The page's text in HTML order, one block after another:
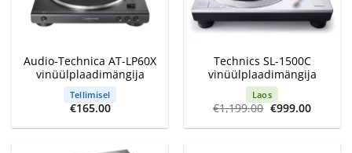
Audio-Technica AT-LP60X
vinüülplaadimängija
Tellimisel
€165.00
Technics SL-1500C
vinüülplaadimängija
Laos
€1,199.00 Algne
hind
oli:
€999.00Current
is: